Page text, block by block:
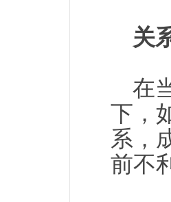
关
在
下，
系，
前不